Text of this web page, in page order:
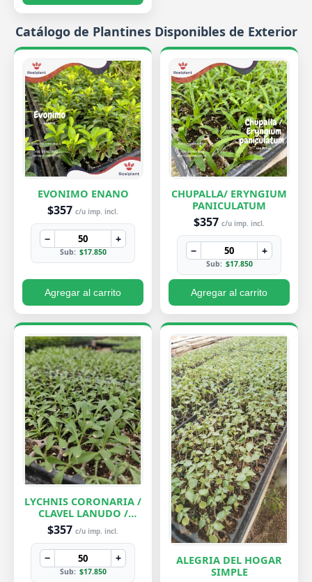
Catálogo de Plantines Disponibles de Exterior
EVONIMO ENANO
$357 c/u imp. incl.
− +
Sub: $17.850
Agregar al carrito
CHUPALLA/ ERYNGIUM
PANICULATUM
$357 c/u imp. incl.
− +
Sub: $17.850
Agregar al carrito
LYCHNIS CORONARIA /
CLAVEL LANUDO /
ABUELA
$357 c/u imp. incl.
− +
Sub: $17.850
ALEGRIA DEL HOGAR
SIMPLE